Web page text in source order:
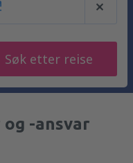
Søk etter reise
-ansvar